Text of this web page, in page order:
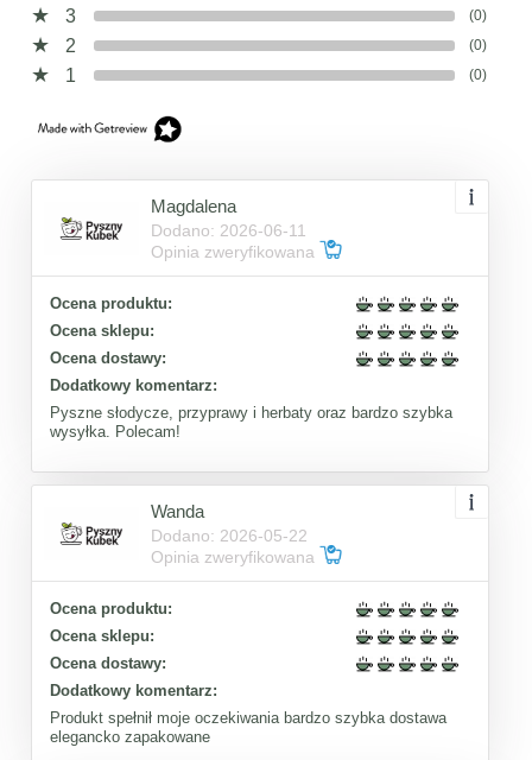
3 (0)
2 (0)
1 (0)
Magdalena
Dodano: 2026-06-11
Opinia zweryfikowana
Ocena produktu:
Ocena sklepu:
Ocena dostawy:
Dodatkowy komentarz:
Pyszne słodycze, przyprawy i herbaty oraz bardzo szybka
wysyłka. Polecam!
Wanda
Dodano: 2026-05-22
Opinia zweryfikowana
Ocena produktu:
Ocena sklepu:
Ocena dostawy:
Dodatkowy komentarz:
Produkt spełnił moje oczekiwania bardzo szybka dostawa
elegancko zapakowane